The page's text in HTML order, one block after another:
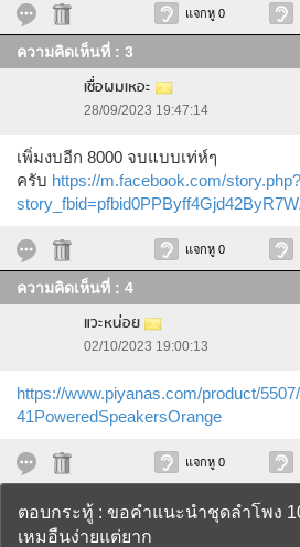
แจกหู 0
ความคิดเห็นที่ : 3
เชื่อผมเหอะ
28/09/2023 19:47:14
เพิ่มงบอีก 8000 จบแบบเท่ห์ๆ
ครับ https://m.facebook.com/story.php?
แจกหู 0
ความคิดเห็นที่ : 4
แวะหน่อย
02/10/2023 19:00:13
https://www.piyanas.com/product/
41PoweredSpeakersOrange
แจกหู 0
ตอบกระทู้ : ขอคำแนะนำชุดลำโพง
เหมอืนง่ายแต่ยาก